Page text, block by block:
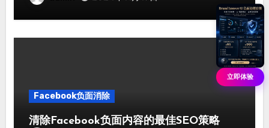
Facebook负面消除
清除Facebook负面内容的最佳SEO策略
立即体验